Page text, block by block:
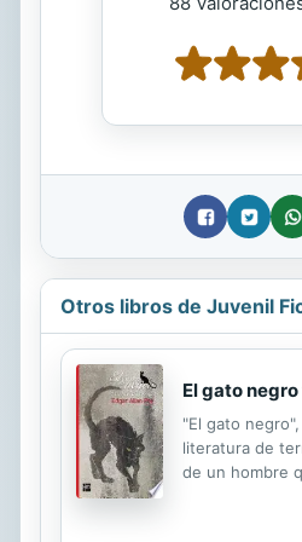
Otros libros de Juvenil
El gato
"El gato
literatura de
de un hombre
de su esposa